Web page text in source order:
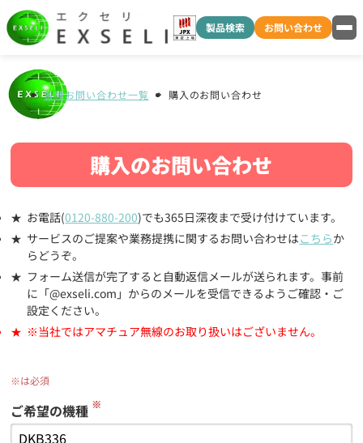
製品検索 お問い合わせ
各種お問い合わせ一覧 購入のお問い合わせ
購入のお問い合わせ
お電話(0120-880-200)でも365日深夜まで受け付けています。
サービスのご提案や業務提携に関するお問い合わせはこちらか
らどうぞ。
フォーム送信が完了すると自動返信メールが送られます。事前
に「@exseli.com」からのメールを受信できるようご確認・ご
設定ください。
※当社ではアマチュア無線のお取り扱いはございません。
※は必須
ご希望の機種 ※